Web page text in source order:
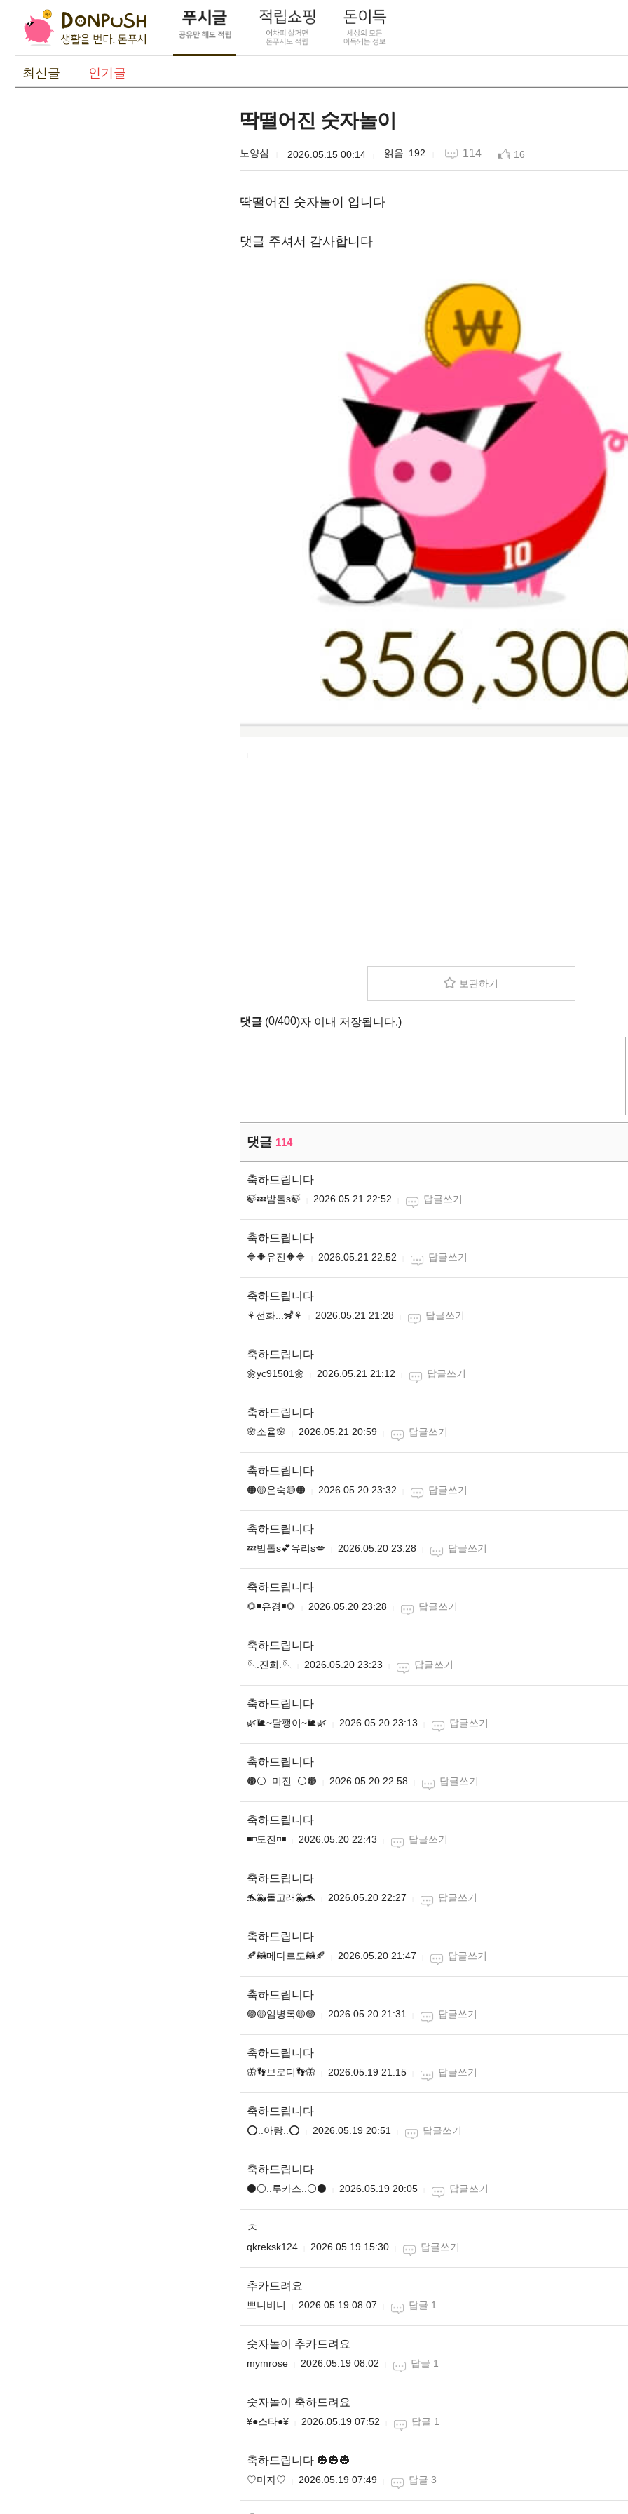
최신글 인기글
딱떨어진 숫자놀이
노양심 2026.05.15 00:14 192 114 16
딱떨어진 숫자놀이 입니다
댓글 주셔서 감사합니다
보관하기
댓글 (0/400)자 이내 저장됩니다.)
댓글 114
축하드립니다
🍃💤밤톨s🍃 2026.05.21 22:52 답글쓰기
축하드립니다
🔷🔶유진🔶🔷 2026.05.21 22:52 답글쓰기
축하드립니다
⚘️선화...🦨⚘️ 2026.05.21 21:28 답글쓰기
축하드립니다
🌼yc91501🌼 2026.05.21 21:12 답글쓰기
축하드립니다
🌸소율🌸 2026.05.21 20:59 답글쓰기
축하드립니다
🟠🟡은숙🟡🟠 2026.05.20 23:32 답글쓰기
축하드립니다
💤밤톨s💕유리s💋 2026.05.20 23:28 답글쓰기
축하드립니다
🌻◾유경◾🌻 2026.05.20 23:28 답글쓰기
축하드립니다
🪡.진희.🪡 2026.05.20 23:23 답글쓰기
축하드립니다
🌿🐌~달팽이~🐌🌿 2026.05.20 23:13 답글쓰기
축하드립니다
🟤⚪️..미진..⚪️🟤 2026.05.20 22:58 답글쓰기
축하드립니다
◾️◽️도진◽️◾️ 2026.05.20 22:43 답글쓰기
축하드립니다
🐬🐳돌고래🐳🐬 2026.05.20 22:27 답글쓰기
축하드립니다
🍂🦝메다르도🦝🍂 2026.05.20 21:47 답글쓰기
축하드립니다
🟢🟡임병록🟡🟢 2026.05.20 21:31 답글쓰기
축하드립니다
🦋👣브로디👣🦋 2026.05.19 21:15 답글쓰기
축하드립니다
⭕..아랑..⭕ 2026.05.19 20:51 답글쓰기
축하드립니다
⚫️⚪️..루카스..⚪️⚫️ 2026.05.19 20:05 답글쓰기
ㅊ
qkreksk124 2026.05.19 15:30 답글쓰기
추카드려요
쁘니비니 2026.05.19 08:07 답글 1
숫자놀이 추카드려요
mymrose 2026.05.19 08:02 답글 1
숫자놀이 축하드려요
¥●스타●¥ 2026.05.19 07:52 답글 1
축하드립니다 🎃🎃🎃
♡미자♡ 2026.05.19 07:49 답글 3